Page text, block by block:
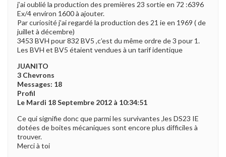
j’ai oublié la production des premières 23 sortie en 72 :6396
Ex/4 environ 1600 à ajouter.
Par curiosité j’ai regardé la production des 21 ie en 1969 ( de
juillet à décembre)
3453 BVH pour 832 BV5 ,c’est du même ordre de 3 pour 1.
Les BVH et BV5 étaient vendues à un tarif identique
JUANITO
3 Chevrons
Messages: 18
Profil
Le Mardi 18 Septembre 2012 à 10:34:51
Ce qui signifie donc que parmi les survivantes ,les DS23 IE
dotées de boites mécaniques sont encore plus difficiles à
trouver.
Merci à toi